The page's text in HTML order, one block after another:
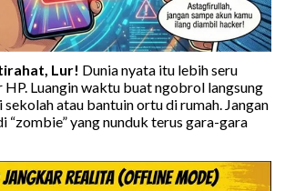
Lur! Dunia nyata itu lebih seru
HP. Luangin waktu buat ngobrol langsung
sekolah atau bantuin ortu di rumah. Jangan
“zombie” yang nunduk terus gara-gara